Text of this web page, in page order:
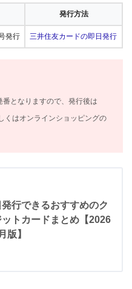
発行方法
発行 三井住友カードの即日発行
となりますので、発行後は
くはオンラインショッピングの
発行できるおすすめのク
ットカードまとめ【2026
版】